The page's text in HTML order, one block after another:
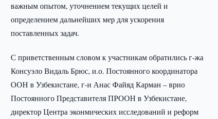
важным опытом, уточнением текущих целей и
определением дальнейших мер для ускорения
поставленных задач.
С приветственным словом к участникам обратились г-жа
Консуэло Видаль Брюс, и.о. Постоянного координатора
ООН в Узбекистане, г-н Анас Файяд Карман – врио
Постоянного Представителя ПРООН в Узбекистане,
директор Центра эконмических исследований и реформ